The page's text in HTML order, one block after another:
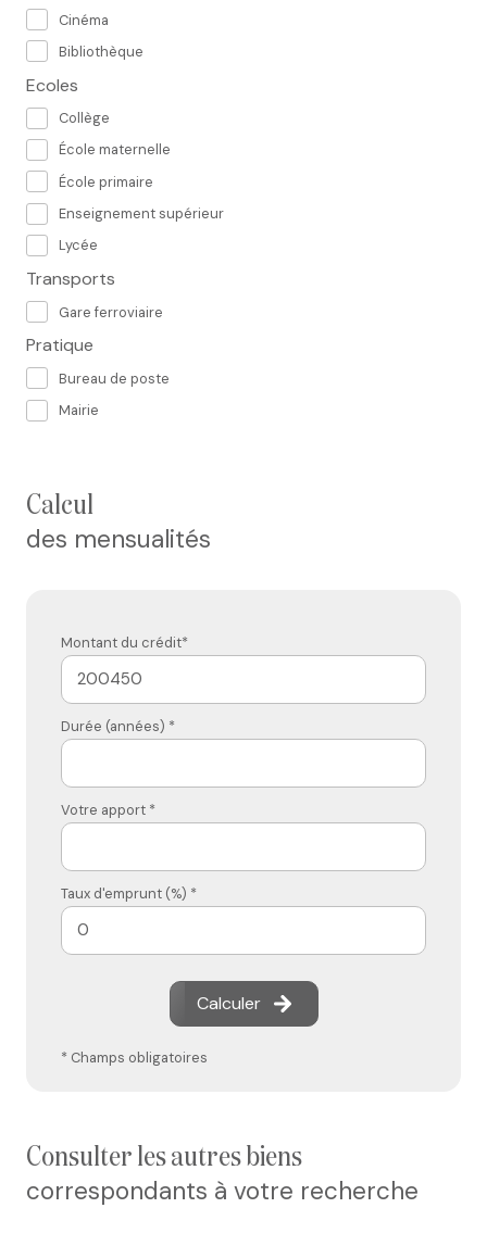
Cinéma
Bibliothèque
Ecoles
Collège
École maternelle
École primaire
Enseignement supérieur
Lycée
Transports
Gare ferroviaire
Pratique
Bureau de poste
Mairie
calcul
des mensualités
Montant du crédit*
Durée (années) *
Votre apport *
Taux d'emprunt (%) *
Calculer
* Champs obligatoires
consulter les autres biens
correspondants à votre recherche